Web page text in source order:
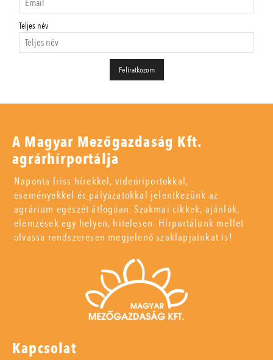
Teljes név
A Magyar Mezőgazdaság Kft.
agrárhírportálja
Naponta friss hírekkel, videóriportokkal,
eseményekkel és pályázatokkal jelentkezünk az
agrárium egészét átfogóan. Szakmai cikkek, ajánlók,
elemzések egy helyen, hitelesen. Hírportálunk mellet
olvassa rendszeresen megjelenő szaklapjainkat is!
Kapcsolat